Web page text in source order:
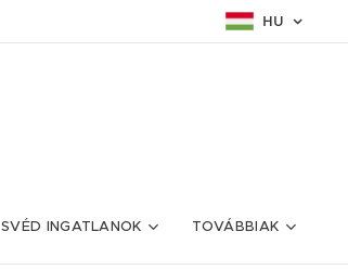
HU
SVÉD INGATLANOK TOVÁBBIAK